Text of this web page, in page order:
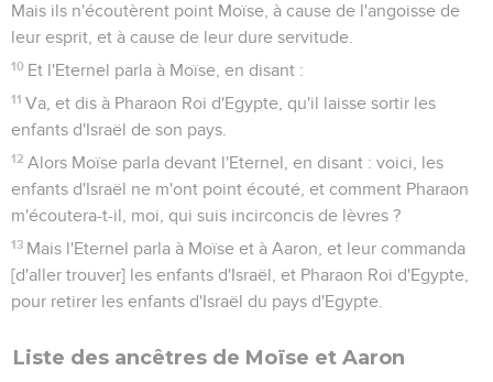
Mais ils n'écoutèrent point Moïse, à cause de l'angoisse de
leur esprit, et à cause de leur dure servitude.
10 Et l'Eternel parla à Moïse, en disant :
11 Va, et dis à Pharaon Roi d'Egypte, qu'il laisse sortir les
enfants d'Israël de son pays.
12 Alors Moïse parla devant l'Eternel, en disant : voici, les
enfants d'Israël ne m'ont point écouté, et comment Pharaon
m'écoutera-t-il, moi, qui suis incirconcis de lèvres ?
13 Mais l'Eternel parla à Moïse et à Aaron, et leur commanda
[d'aller trouver] les enfants d'Israël, et Pharaon Roi d'Egypte,
pour retirer les enfants d'Israël du pays d'Egypte.
Liste des ancêtres de Moïse et Aaron